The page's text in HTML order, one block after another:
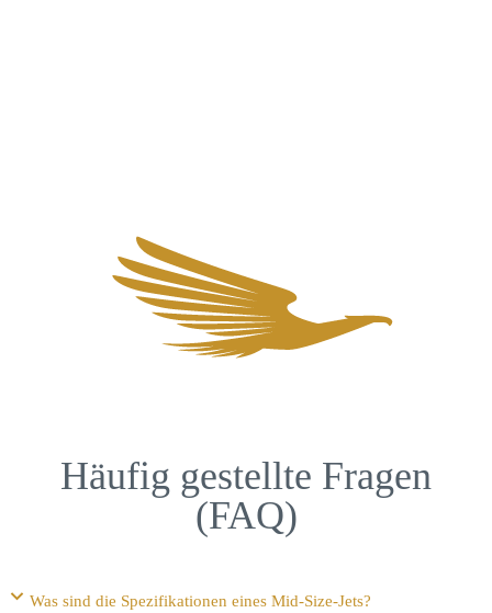
Häufig gestellte Fragen
(FAQ)
Was sind die Spezifikationen eines Mid-Size-Jets?